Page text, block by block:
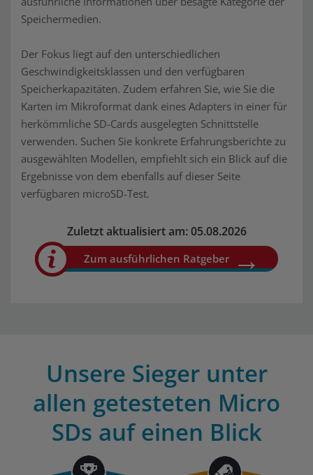
Speichermedien.
Der Fokus liegt auf den unterschiedlichen
Geschwindigkeitsklassen und den verfügbaren
Speicherkapazitäten. Zudem erfahren Sie, wie Sie die
Karten im Mikroformat dank eines Adapters in einer für
herkömmliche SD-Cards ausgelegten Schnittstelle
verwenden. Suchen Sie konkrete Erfahrungsberichte zu
ausgewählten Modellen, empfiehlt sich ein Blick auf die
Ergebnisse von dem ebenfalls auf dieser Seite
verfügbaren microSD-Test.
Zuletzt aktualisiert am: 05.08.2026
Zum ausführlichen Ratgeber
Unsere Sieger unter
allen getesteten Micro
SDs auf einen Blick